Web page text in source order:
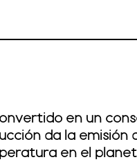
en un
da la emisión
en el